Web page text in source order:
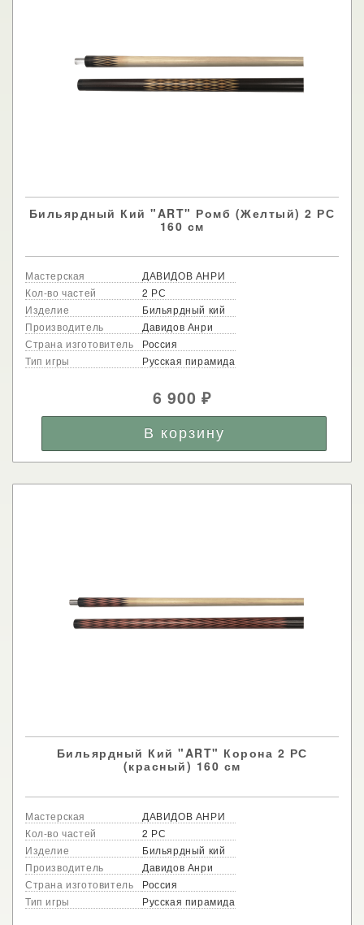
Бильярдный Кий "ART" Ромб (Желтый) 2 РС
160 см
Мастерская
ДАВИДОВ АНРИ
Кол-во частей
2 РС
Изделие
Бильярдный кий
Производитель
Давидов Анри
Страна изготовитель
Россия
Тип игры
Русская пирамида
6 900₽
Бильярдный Кий "ART" Корона 2 РС
(красный) 160 см
Мастерская
ДАВИДОВ АНРИ
Кол-во частей
2 РС
Изделие
Бильярдный кий
Производитель
Давидов Анри
Страна изготовитель
Россия
Тип игры
Русская пирамида